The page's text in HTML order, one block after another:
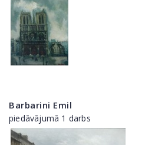
Barbarini Emil
piedāvājumā 1 darbs